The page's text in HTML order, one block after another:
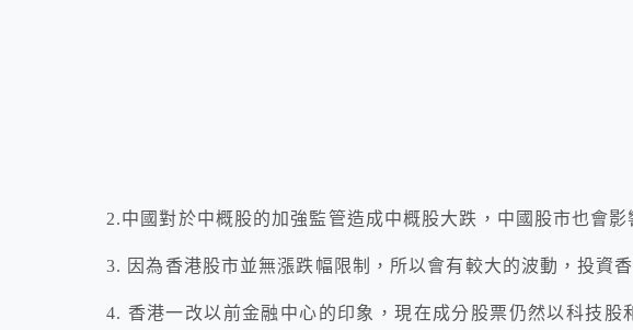
2.中國對於中概股的加強監管造成中概股大跌，中國股市也會影
3. 因為香港股市並無漲跌幅限制，所以會有較大的波動，投資
4. 香港一改以前金融中心的印象，現在成分股票仍然以科技股